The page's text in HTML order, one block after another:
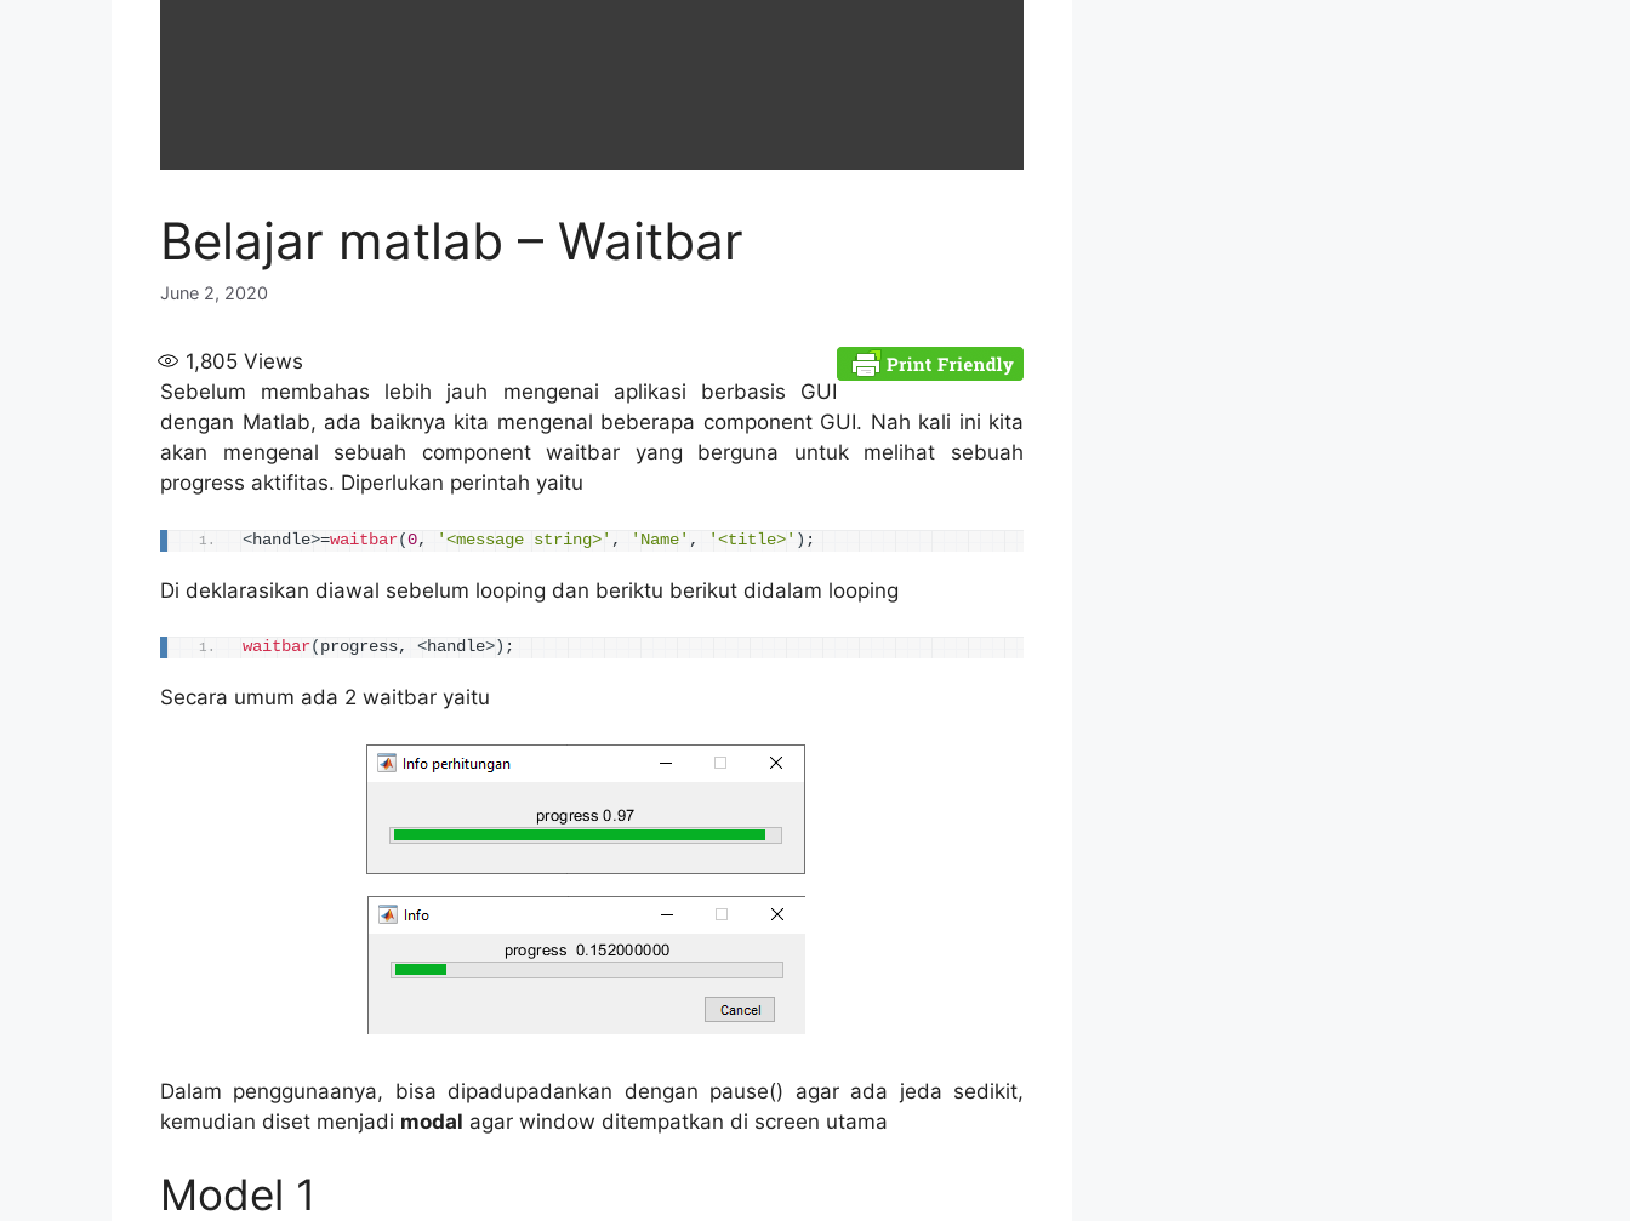
Belajar matlab – Waitbar
June 2, 2020
1,805 Views
Sebelum membahas lebih jauh mengenai aplikasi berbasis GUI
dengan Matlab, ada baiknya kita mengenal beberapa component GUI. Nah kali ini kita
akan mengenal sebuah component waitbar yang berguna untuk melihat sebuah
progress aktifitas. Diperlukan perintah yaitu
<handle>=waitbar(0, '<message string>' , 'Name' , '<title>' ) ;
Di deklarasikan diawal sebelum looping dan beriktu berikut didalam looping
waitbar( progress, <handle>) ;
Secara umum ada 2 waitbar yaitu
Dalam penggunaanya, bisa dipadupadankan dengan pause() agar ada jeda sedikit,
kemudian diset menjadi modal agar window ditempatkan di screen utama
Model 1